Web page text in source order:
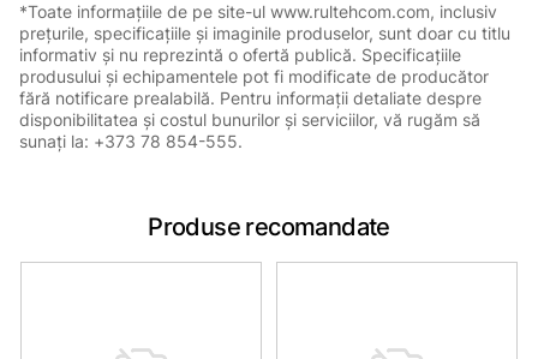
*Toate informațiile de pe site-ul www.rultehcom.com, inclusiv
prețurile, specificațiile și imaginile produselor, sunt doar cu titlu
informativ și nu reprezintă o ofertă publică. Specificațiile
produsului și echipamentele pot fi modificate de producător
fără notificare prealabilă. Pentru informații detaliate despre
disponibilitatea și costul bunurilor și serviciilor, vă rugăm să
sunați la: +373 78 854-555.
Produse recomandate